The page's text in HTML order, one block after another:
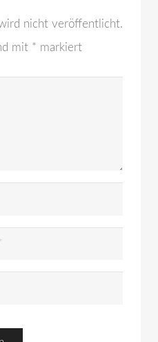
nicht veröffentlicht.
mit * markiert